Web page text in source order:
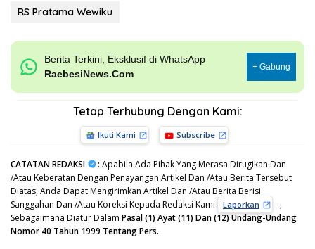
RS Pratama Wewiku
Berita Terkini, Eksklusif di WhatsApp
RaebesiNews.Com
+ Gabung
Tetap Terhubung Dengan Kami:
Ikuti Kami Subscribe
CATATAN REDAKSI : Apabila Ada Pihak Yang Merasa Dirugikan Dan
/Atau Keberatan Dengan Penayangan Artikel Dan /Atau Berita Tersebut
Diatas, Anda Dapat Mengirimkan Artikel Dan /Atau Berita Berisi
Sanggahan Dan /Atau Koreksi Kepada Redaksi Kami
Laporkan
,
Sebagaimana Diatur Dalam Pasal (1) Ayat (11) Dan (12) Undang-Undang
Nomor 40 Tahun 1999 Tentang Pers.